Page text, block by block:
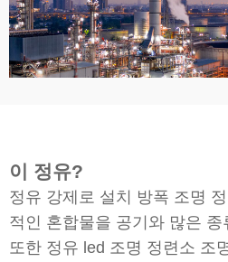
이 정유?
정유 강제로 설치 방폭 조명
적인 혼합물을 공기와 많은
또한 정유 led 조명 정련소 조